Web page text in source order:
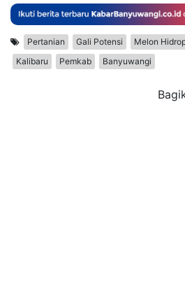
Pertanian Gali Potensi Melon
Kalibaru
Pemkab Banyuwangi